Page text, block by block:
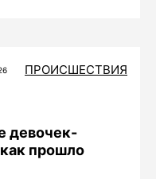
ПРОИСШЕСТВИЯ
девочек-
прошло